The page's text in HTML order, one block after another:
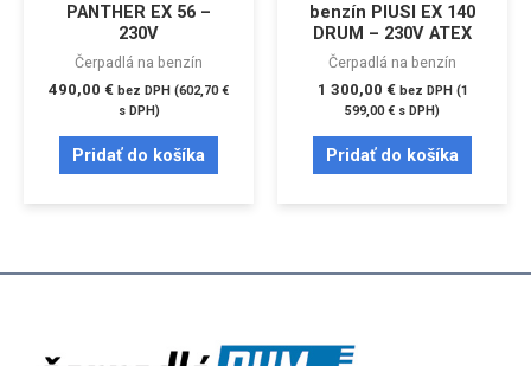
PANTHER EX 56 –
230V
Čerpadlá na benzín
490,00 € bez DPH (602,70€
s DPH)
Pridať do košíka
benzín PIUSI EX 140
DRUM – 230V ATEX
Čerpadlá na benzín
1 300,00 € bez DPH (1
599,00€ s DPH)
Pridať do košíka